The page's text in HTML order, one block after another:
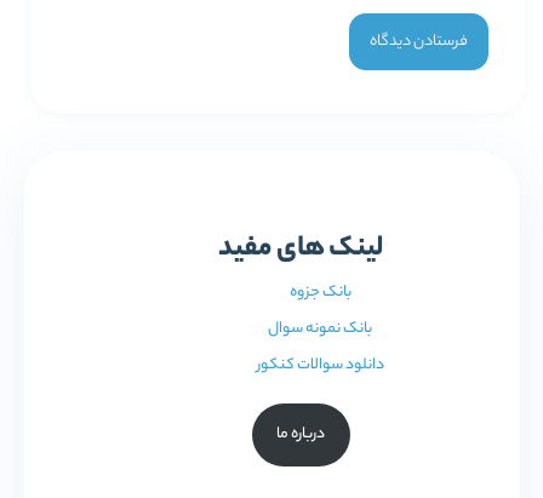
لینک های مفید
بانک جزوه
بانک نمونه سوال
دانلود سوالات کنکور
درباره ما